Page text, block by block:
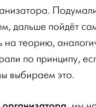
дальше пойдёт
на теорию,
по принципу,
выбираем это.